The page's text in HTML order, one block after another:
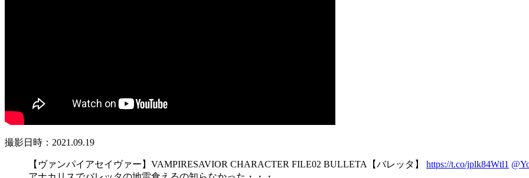
撮影日時：2021.09.19
【ヴァンパイアセイヴァー】VAMPIRESAVIOR CHARACTER FILE02 BULLETA【バレッタ】 https://t.co/jplk84Wtl1